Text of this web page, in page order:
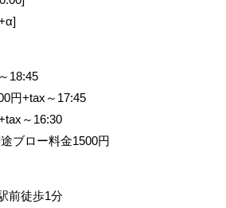
18:45
円+tax～17:45
～16:30
ブロー料金1500円
前徒歩1分